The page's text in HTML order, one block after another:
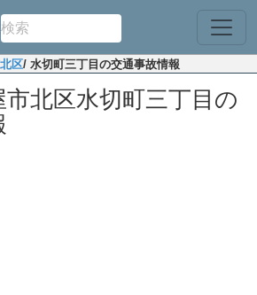
区/ 水切町三丁目の交通事故情報
北区水切町三丁目の